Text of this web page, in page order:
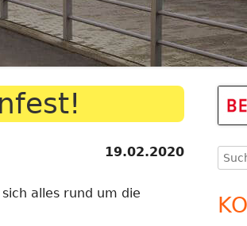
BETREUUNG
KINDERSCHUTZ
UND
19.02.2020
alles rund um die